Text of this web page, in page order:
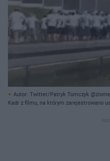
Autor: Twitter/Patryk Tomczyk
Kadr z filmu, na którym zarejestrowano